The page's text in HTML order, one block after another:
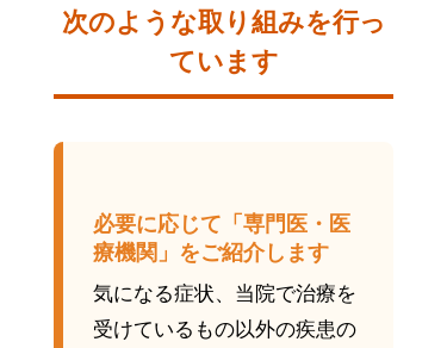
次のような取り組みを行っ
ています
必要に応じて「専門医・医
療機関」をご紹介します
気になる症状、当院で治療を
受けているもの以外の疾患の